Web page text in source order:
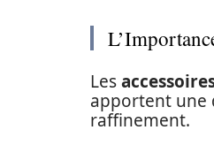
Les
apportent une
raffinement.